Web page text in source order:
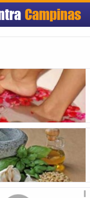
Campinas